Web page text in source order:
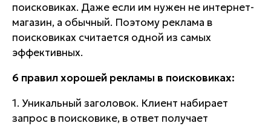
поисковиках. Даже если им нужен не интернет-
магазин, а обычный. Поэтому реклама в
поисковиках считается одной из самых
эффективных.
6 правил хорошей рекламы в поисковиках:
1. Уникальный заголовок. Клиент набирает
запрос в поисковике, в ответ получает